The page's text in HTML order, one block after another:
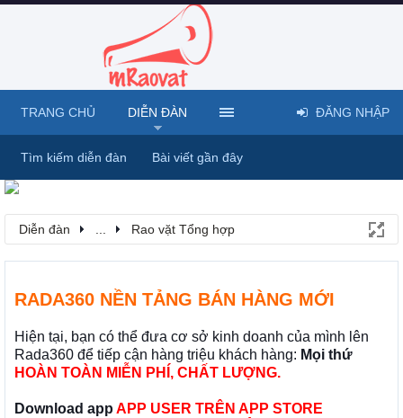
Diễn đàn Rao vặt Tổng hợp
RADA360 NỀN TẢNG BÁN HÀNG MỚI
Hiện tại, bạn có thể đưa cơ sở kinh doanh của mình lên
Rada360 để tiếp cận hàng triệu khách hàng: Mọi thứ
HOÀN TOÀN MIỄN PHÍ, CHẤT LƯỢNG.
Download app APP USER TRÊN APP STORE
TRANG CHỦ DIỄN ĐÀN
Tìm kiếm diễn đàn Bài viết gần đây
ĐĂNG NHẬP